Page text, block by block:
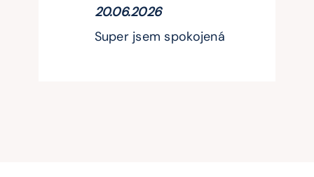
20.06.2026
Super jsem spokojená